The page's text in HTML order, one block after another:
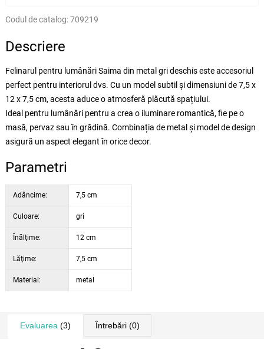
Codul de catalog:709219
Descriere
Felinarul pentru lumânări Saima din metal gri deschis este accesoriul
perfect pentru interiorul dvs. Cu un model subtil și dimensiuni de 7,5 x
12 x 7,5 cm, acesta aduce o atmosferă plăcută spațiului.
Ideal pentru lumânări pentru a crea o iluminare romantică, fie pe o
masă, pervaz sau în grădină. Combinația de metal și model de design
asigură un aspect elegant în orice decor.
Parametri
Adâncime: 7,5 cm
Culoare: gri
Înălţime: 12 cm
Lăţime: 7,5 cm
Material: metal
Evaluarea (3) Întrebări(0)